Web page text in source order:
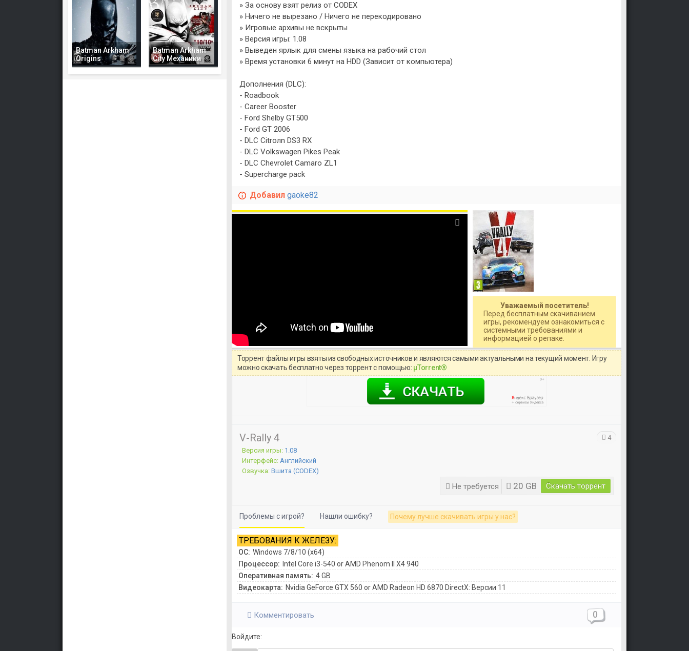
» За основу взят релиз от CODEX
» Ничего не вырезано / Ничего не перекодировано
» Игровые архивы не вскрыты
» Версия игры: 1.08
» Выведен ярлык для смены языка на рабочий стол
» Время установки 6 минут на HDD (Зависит от компьютера)
Дополнения (DLC):
- Roadbook
- Career Booster
- Ford Shelby GT500
- Ford GT 2006
- DLC Citroлn DS3 RX
- DLC Volkswagen Pikes Peak
- DLC Chevrolet Camaro ZL1
- Supercharge pack
Добавил gaoke82
Уважаемый посетитель!
Перед бесплатным скачиванием
игры, рекомендуем ознакомиться с
системными требованиями и
информацией о репаке.
Торрент файлы игры взяты из свободных источников и являются самыми актуальными на текущий момент. Игру
можно скачать бесплатно через торрент с помощью: μTorrent®
V-Rally 4
Версия игры: 1.08
Интерфейс: Английский
Озвучка: Вшита (CODEX)
Не требуется 20 GB Скачать торрент
4
Проблемы с игрой? Нашли ошибку? Почему лучше скачивать игры у нас?
ТРЕБОВАНИЯ К ЖЕЛЕЗУ:
ОС: Windows 7/8/10 (x64)
Процессор: Intel Core i3-540 or AMD Phenom II X4 940
Оперативная память: 4 GB
Видеокарта: Nvidia GeForce GTX 560 or AMD Radeon HD 6870 DirectX: Версии 11
Комментировать 0
Войдите:
Batman Arkham
Origins
Batman Arkham
City Механики